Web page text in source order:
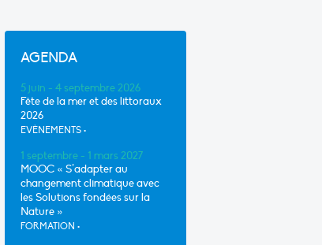
AGENDA
5 juin - 4 septembre 2026
Fête de la mer et des littoraux
2026
EVÈNEMENTS •
1 septembre - 1 mars 2027
MOOC « S’adapter au
changement climatique avec
les Solutions fondées sur la
Nature »
FORMATION •